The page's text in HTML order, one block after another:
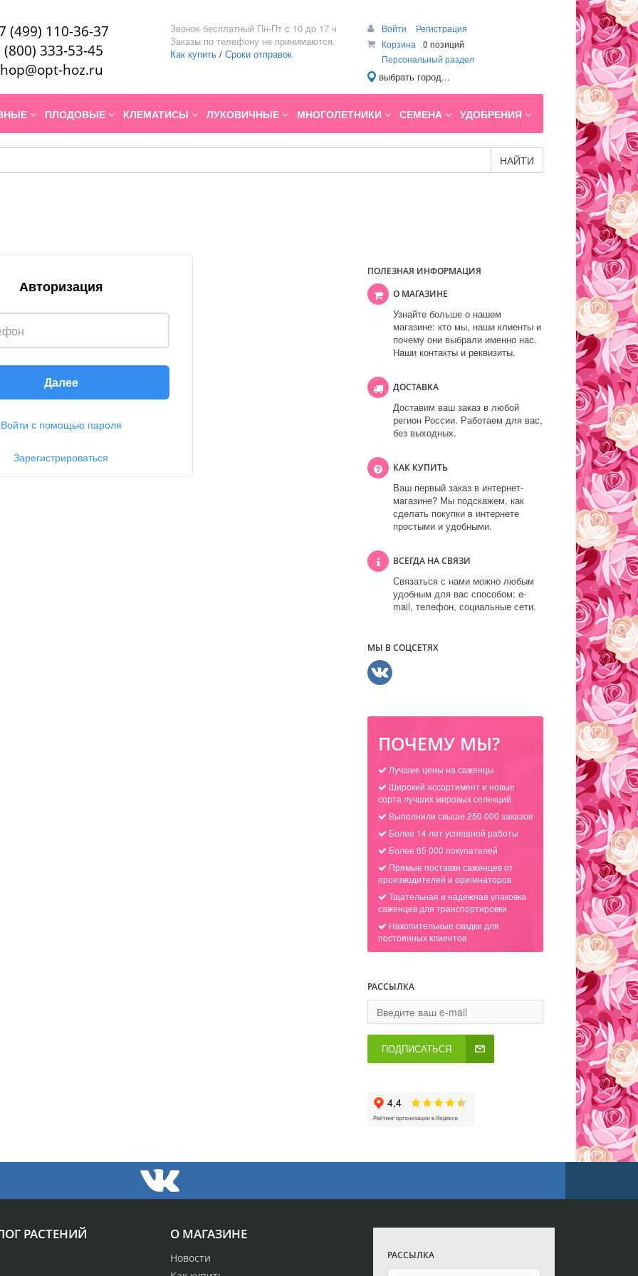
(499) 110-36-37
(800) 333-53-45
hoz.ru
Звонок бесплатный Пн-Пт с 10 до 17 ч
Заказы по телефону не принимаются.
Как купить / Сроки отправок
Войти
Регистрация
Корзина
0 позиций
Персональный раздел
выбрать город...
ПЛОДОВЫЕ КЛЕМАТИСЫ ЛУКОВИЧНЫЕ МНОГОЛЕТНИКИ СЕМЕНА УДОБРЕНИЯ
НАЙТИ
Авторизация
Далее
Войти с помощью пароля
Зарегистрироваться
ПОЛЕЗНАЯ ИНФОРМАЦИЯ
О МАГАЗИНЕ
Узнайте больше о нашем
магазине: кто мы, наши клиенты и
почему они выбрали именно нас.
Наши контакты и реквизиты.
ДОСТАВКА
Доставим ваш заказ в любой
регион России. Работаем для вас,
без выходных.
КАК КУПИТЬ
Ваш первый заказ в интернет-
магазине? Мы подскажем, как
сделать покупки в интернете
простыми и удобными.
ВСЕГДА НА СВЯЗИ
Связаться с нами можно любым
удобным для вас способом: e-
mail, телефон, социальные сети.
МЫ В СОЦСЕТЯХ
ПОЧЕМУ МЫ?
Лучшие цены на саженцы
Широкий ассортимент и новые
сорта лучших мировых селекций
Выполнили свыше 250 000 заказов
Более 14 лет успешной работы
Более 65 000 покупателей
Прямые поставки саженцев от
производителей и оригинаторов
Тщательная и надежная упаковка
саженцев для транспортировки
Накопительные скидки для
постоянных клиентов
РАССЫЛКА
ПОДПИСАТЬСЯ
О МАГАЗИНЕ
Новости
РАСТЕНИЙ
РАССЫЛКА